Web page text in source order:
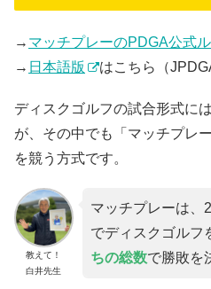
→ マッチプレーのPDGA公式
→ 日本語版 はこちら（
ディスクゴルフの試合形式に
が、その中でも「マッチプレ
を競う方式です。
教えて！
白井先生
マッチプレーは、
でディスクゴルフ
ちの総数で勝敗を